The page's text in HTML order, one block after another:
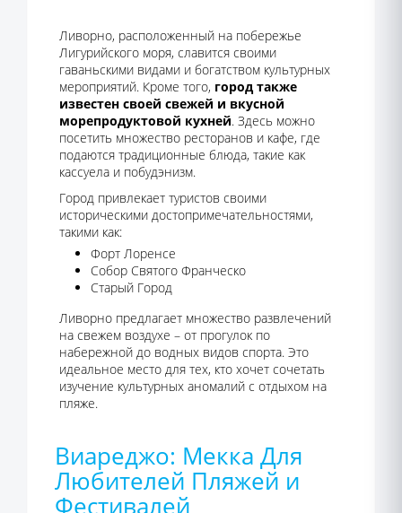
Ливорно, расположенный на побережье
Лигурийского моря, славится своими
гаваньскими видами и богатством культурных
мероприятий. Кроме того, город также
известен своей свежей и вкусной
морепродуктовой кухней. Здесь можно
посетить множество ресторанов и кафе, где
подаются традиционные блюда, такие как
кассуела и побудэнизм.
Город привлекает туристов своими
историческими достопримечательностями,
такими как:
Форт Лоренсе
Собор Святого Франческо
Старый Город
Ливорно предлагает множество развлечений
на свежем воздухе – от прогулок по
набережной до водных видов спорта. Это
идеальное место для тех, кто хочет сочетать
изучение культурных аномалий с отдыхом на
пляже.
Виареджо: Мекка Для
Любителей Пляжей и
Фестивалей